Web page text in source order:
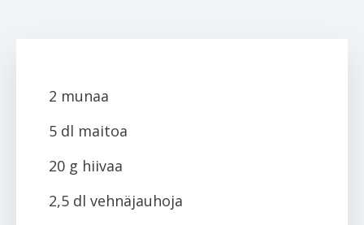
2 munaa
5 dl maitoa
20 g hiivaa
2,5 dl vehnäjauhoja